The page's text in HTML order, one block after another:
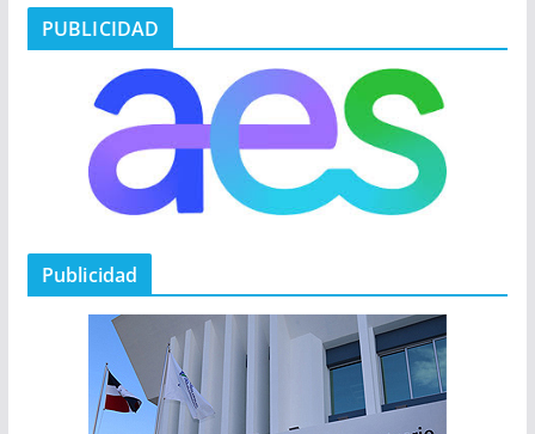
PUBLICIDAD
Publicidad